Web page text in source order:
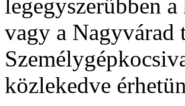
legegyszerűbben
vagy a Nagyvárad
közlekedve